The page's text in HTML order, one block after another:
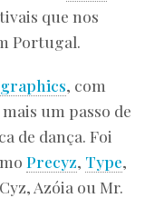
que nos
Portugal.
, com
um passo de
de dança. Foi
Precyz, Type,
Azóia ou Mr.